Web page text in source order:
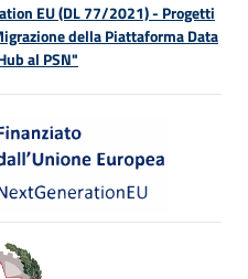
EU (DL 77/2021) - Progetti
della Piattaforma Data
al PSN"